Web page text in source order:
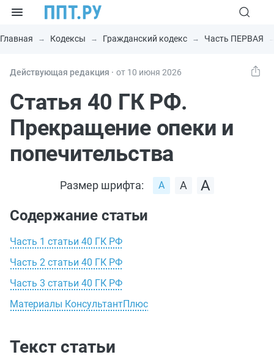
Главная Кодексы Гражданский кодекс Часть ПЕРВАЯ
Действующая редакция ⸱ от 10 июня 2026
Статья 40 ГК РФ.
Прекращение опеки и
попечительства
Размер шрифта:
Содержание статьи
Часть 1 статьи 40 ГК РФ
Часть 2 статьи 40 ГК РФ
Часть 3 статьи 40 ГК РФ
Материалы КонсультантПлюс
Текст статьи